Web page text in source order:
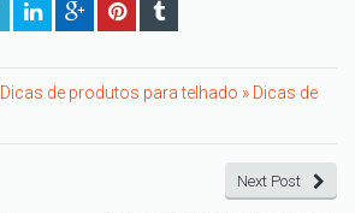
Dicas de produtos para telhado » Dicas de
Next Post